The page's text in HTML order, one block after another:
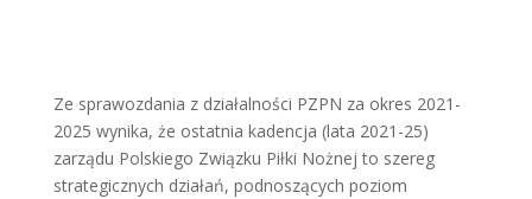
Ze sprawozdania z działalności PZPN za okres 2021-
2025 wynika, że ostatnia kadencja (lata 2021-25)
zarządu Polskiego Związku Piłki Nożnej to szereg
strategicznych działań, podnoszących poziom